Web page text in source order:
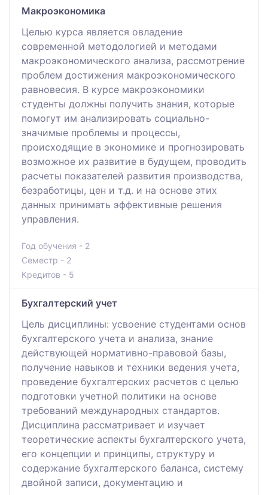
Макроэкономика
Целью курса является овладение
современной методологией и методами
макроэкономического анализа, рассмотрение
проблем достижения макроэкономического
равновесия. В курсе макроэкономики
студенты должны получить знания, которые
помогут им анализировать социально-
значимые проблемы и процессы,
происходящие в экономике и прогнозировать
возможное их развитие в будущем, проводить
расчеты показателей развития производства,
безработицы, цен и т.д. и на основе этих
данных принимать эффективные решения
управления.
Год обучения - 2
Семестр - 2
Кредитов - 5
Бухгалтерский учет
Цель дисциплины: усвоение студентами основ
бухгалтерского учета и анализа, знание
действующей нормативно-правовой базы,
получение навыков и техники ведения учета,
проведение бухгалтерских расчетов с целью
подготовки учетной политики на основе
требований международных стандартов.
Дисциплина рассматривает и изучает
теоретические аспекты бухгалтерского учета,
его концепции и принципы, структуру и
содержание бухгалтерского баланса, систему
двойной записи, документацию и